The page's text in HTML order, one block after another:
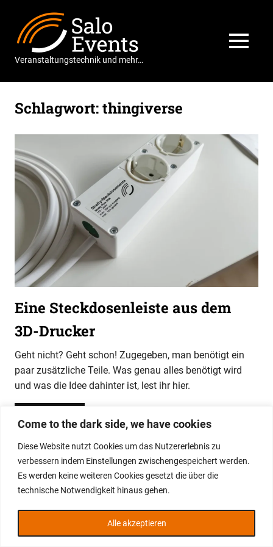
Come to the dark side, we have cookies
Diese Website nutzt Cookies um das Nutzererlebnis zu
verbessern indem Einstellungen zwischengespeichert werden.
Es werden keine weiteren Cookies gesetzt die über die
technische Notwendigkeit hinaus gehen.
Alle akzeptieren
springen
Veranstaltungstechnik und mehr…
MENÜ
Schlagwort:thingiverse
Eine Steckdosenleiste aus dem
3D-Drucker
Geht nicht? Geht schon! Zugegeben, man benötigt ein
paar zusätzliche Teile. Was genau alles benötigt wird
und was die Idee dahinter ist, lest ihr hier.
WordPress-Theme: Gridbox von ThemeZee.